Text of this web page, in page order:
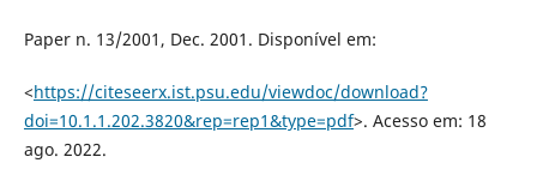
Paper n. 13/2001, Dec. 2001. Disponível em:
<https://citeseerx.ist.psu.edu/viewdoc/download?
doi=10.1.1.202.3820&rep=rep1&type=pdf>. Acesso em: 18
ago. 2022.